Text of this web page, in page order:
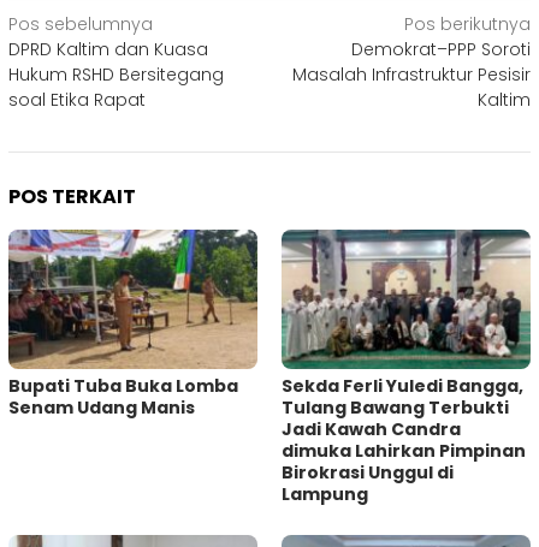
Navigasi
pos
Pos sebelumnya
DPRD Kaltim dan Kuasa
Hukum RSHD Bersitegang
soal Etika Rapat
Pos berikutnya
Demokrat–PPP Soroti
Masalah Infrastruktur Pesisir
Kaltim
POS TERKAIT
Bupati Tuba Buka Lomba
Senam Udang Manis
Sekda Ferli Yuledi Bangga,
Tulang Bawang Terbukti
Jadi Kawah Candra
dimuka Lahirkan Pimpinan
Birokrasi Unggul di
Lampung